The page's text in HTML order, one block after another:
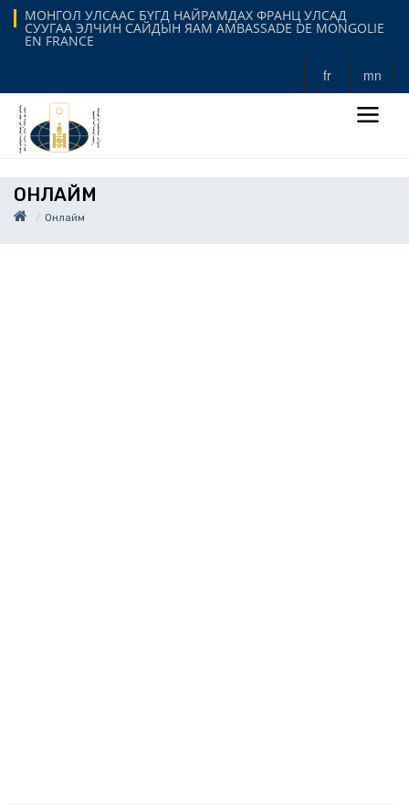
МОНГОЛ УЛСААС БҮГД НАЙРАМДАХ ФРАНЦ УЛСАД
СУУГАА ЭЛЧИН САЙДЫН ЯАМ AMBASSADE DE MONGOLIE
EN FRANCE
fr mn
ОНЛАЙМ
Онлайм